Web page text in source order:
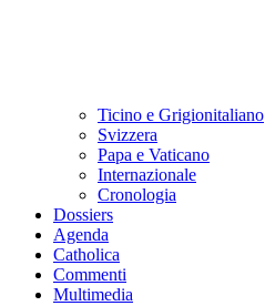
Ticino e Grigionitaliano
Svizzera
Papa e Vaticano
Internazionale
Cronologia
Dossiers
Agenda
Catholica
Commenti
Multimedia